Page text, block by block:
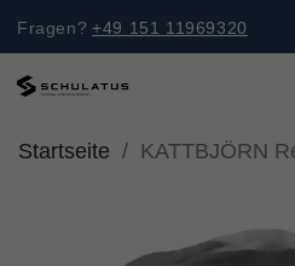
Fragen? +49 151 11969320
Startseite KATTBJÖRN